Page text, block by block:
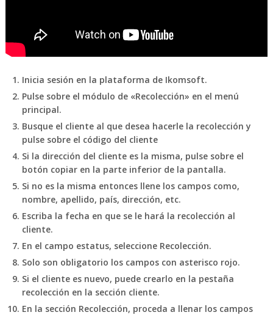
Inicia sesión en la plataforma de Ikomsoft.
Pulse sobre el módulo de «Recolección» en el menú
principal.
Busque el cliente al que desea hacerle la recolección y
pulse sobre el código del cliente
Si la dirección del cliente es la misma, pulse sobre el
botón copiar en la parte inferior de la pantalla.
Si no es la misma entonces llene los campos como,
nombre, apellido, país, dirección, etc.
Escriba la fecha en que se le hará la recolección al
cliente.
En el campo estatus, seleccione Recolección.
Solo son obligatorio los campos con asterisco rojo.
Si el cliente es nuevo, puede crearlo en la pestaña
recolección en la sección cliente.
En la sección Recolección, proceda a llenar los campos